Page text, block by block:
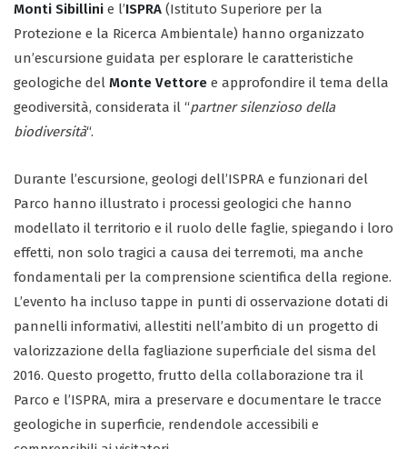
Monti Sibillini e l’ISPRA (Istituto Superiore per la
Protezione e la Ricerca Ambientale) hanno organizzato
un’escursione guidata per esplorare le caratteristiche
geologiche del Monte Vettore e approfondire il tema della
geodiversità, considerata il “partner silenzioso della
biodiversità“.
Durante l’escursione, geologi dell’ISPRA e funzionari del
Parco hanno illustrato i processi geologici che hanno
modellato il territorio e il ruolo delle faglie, spiegando i loro
effetti, non solo tragici a causa dei terremoti, ma anche
fondamentali per la comprensione scientifica della regione.
L’evento ha incluso tappe in punti di osservazione dotati di
pannelli informativi, allestiti nell’ambito di un progetto di
valorizzazione della fagliazione superficiale del sisma del
2016. Questo progetto, frutto della collaborazione tra il
Parco e l’ISPRA, mira a preservare e documentare le tracce
geologiche in superficie, rendendole accessibili e